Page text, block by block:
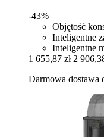
-43%
Objętość
Inteligentne
Inteligentne
1 655,87 zł 2
Darmowa dostawa